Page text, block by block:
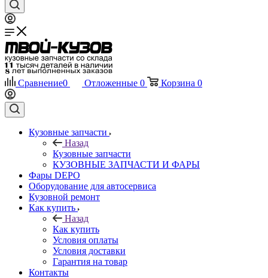
Сравнение0 Отложенные 0 Корзина 0
Кузовные запчасти
Назад
Кузовные запчасти
КУЗОВНЫЕ ЗАПЧАСТИ И ФАРЫ
Фары DEPO
Оборудование для автосервиса
Кузовной ремонт
Как купить
Назад
Как купить
Условия оплаты
Условия доставки
Гарантия на товар
Контакты